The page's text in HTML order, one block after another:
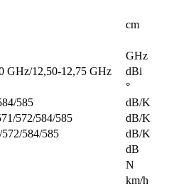
cm
GHz
GHz/12,50-12,75 GHz
dBi
°
585
dB/K
572/584/585
dB/K
572/584/585
dB/K
dB
N
km/h